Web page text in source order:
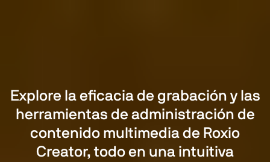
Explore la eficacia de grabación y las
herramientas de administración de
contenido multimedia de Roxio
Creator, todo en una intuitiva